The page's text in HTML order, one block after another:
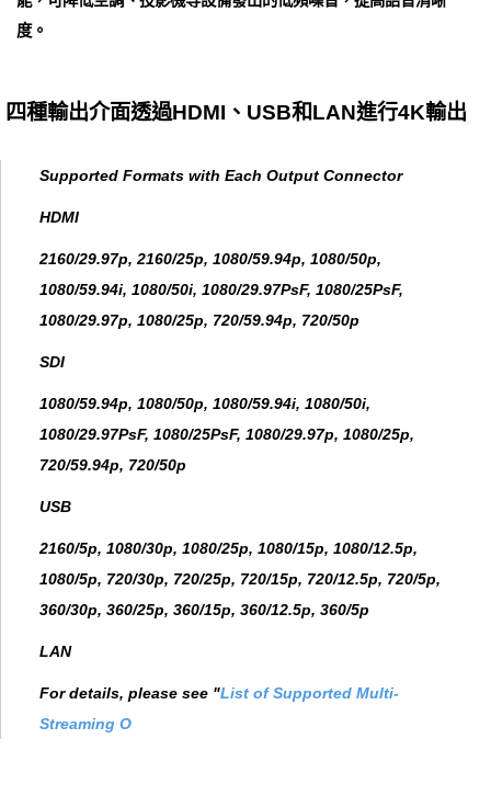
度。
四種輸出介面透過HDMI、USB和LAN進行4K輸出
Supported Formats with Each Output Connector
HDMI
2160/29.97p, 2160/25p, 1080/59.94p, 1080/50p,
1080/59.94i, 1080/50i, 1080/29.97PsF, 1080/25PsF,
1080/29.97p, 1080/25p, 720/59.94p, 720/50p
SDI
1080/59.94p, 1080/50p, 1080/59.94i, 1080/50i,
1080/29.97PsF, 1080/25PsF, 1080/29.97p, 1080/25p,
720/59.94p, 720/50p
USB
2160/5p, 1080/30p, 1080/25p, 1080/15p, 1080/12.5p,
1080/5p, 720/30p, 720/25p, 720/15p, 720/12.5p, 720/5p,
360/30p, 360/25p, 360/15p, 360/12.5p, 360/5p
LAN
For details, please see "List of Supported Multi-
Streaming O